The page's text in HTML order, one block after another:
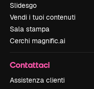
Slidesgo
Vendi i tuoi contenuti
Sala stampa
Cerchi magnific.ai
Contattaci
Assistenza clienti